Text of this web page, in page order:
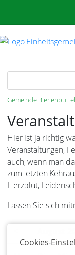
Gemeinde Bienenbüttel
Hier ist ja richtig
Veranstaltungen,
auch, wenn man
zum letzten
Herzblut,
Lassen Sie sich
Cookies-